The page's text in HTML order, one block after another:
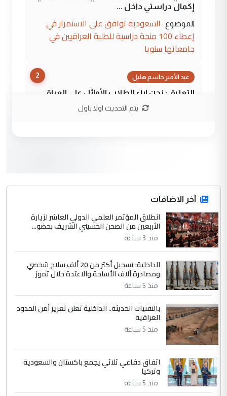
إكمال دراستي داخل ...
الموضوع : السعودية توافق على الاستمرار في
إعطاء 100 منحة دراسية للطلبة العراقيين في
جامعاتها سنويا
2 عبد الأمير جاسم هليل
التعليق : نحن اباء الطلاب الأوائل على العراق
نتشرف بلقاء السيد احمد الصافي في العتبات
التعليق : قرار مستعجل جدا ولامصلحة فيه
للوزاره ولا للمواطن القرار الصائب يكون بعد
الاستماع للمدير ومغرفة ...
الموضوع :
وزير الصحة يعفي مدير مستشفى الكرخ
العام في بغداد
4 سردار
التعليق : واحد من عصابة علي ماما يسقط
جنسية الرافد الثالث للعراق ومن اصول عريقة
ابا فرات ...
الموضوع :
الجواهري يرد على صدام حسين سل
مضجعيك يابن الزنا (نص كامل)
5 سردار
التعليق : واحد من عصابة علي ماما يسقط
جنسية الرافد الثالث للعراق ومن اصول عريقة
يتم التحديث اولا باول
آخر الاضافات
انطلاق المؤتمر العلمي الدولي العاشر لزيارة
الأربعين من الصحن الحسيني الشريف بحضو...
منذ 3 ساعة
الداخلية: تسجيل أكثر من 20 ألف سلاح شخصي
ومصادرة آلاف الأسلحة والاعتدة خلال تموز
منذ 5 ساعة
بالتقنيات الحديثة.. الداخلية تعلن تعزيز أمن الحدود
العراقية
منذ 5 ساعة
اتفاق دفاعي ثلاثي يجمع باكستان والسعودية
وتركيا
منذ 5 ساعة